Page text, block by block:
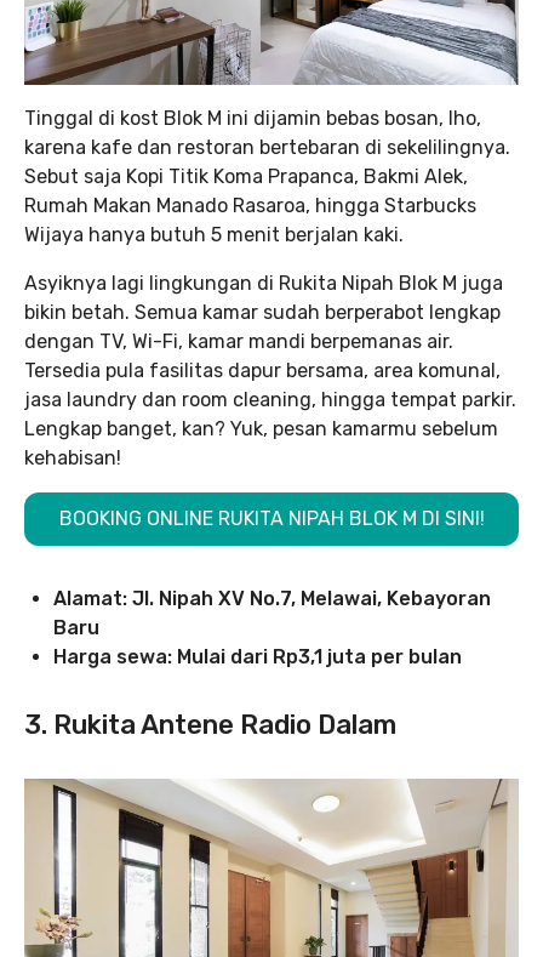
Tinggal di kost Blok M ini dijamin bebas bosan, lho,
karena kafe dan restoran bertebaran di sekelilingnya.
Sebut saja Kopi Titik Koma Prapanca, Bakmi Alek,
Rumah Makan Manado Rasaroa, hingga Starbucks
Wijaya hanya butuh 5 menit berjalan kaki.
Asyiknya lagi lingkungan di Rukita Nipah Blok M juga
bikin betah. Semua kamar sudah berperabot lengkap
dengan TV, Wi-Fi, kamar mandi berpemanas air.
Tersedia pula fasilitas dapur bersama, area komunal,
jasa laundry dan room cleaning, hingga tempat parkir.
Lengkap banget, kan? Yuk, pesan kamarmu sebelum
kehabisan!
BOOKING ONLINE RUKITA NIPAH BLOK M DI SINI!
Alamat: Jl. Nipah XV No.7, Melawai, Kebayoran
Baru
Harga sewa: Mulai dari Rp3,1 juta per bulan
3. Rukita Antene Radio Dalam